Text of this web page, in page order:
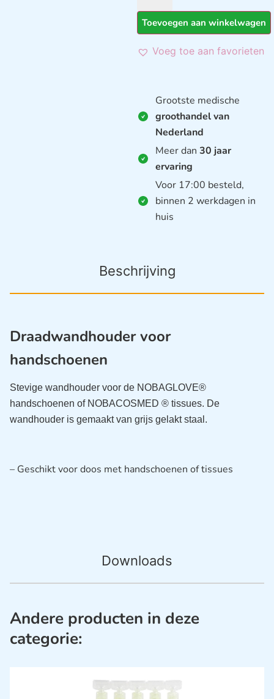
Toevoegen aan winkelwagen
Voeg toe aan favorieten
Grootste medische
groothandel van
Nederland
Meer dan 30 jaar
ervaring
Voor 17:00 besteld,
binnen 2 werkdagen in
huis
Beschrijving
Downloads
Draadwandhouder voor
handschoenen
Stevige wandhouder voor de NOBAGLOVE®
handschoenen of NOBACOSMED ® tissues. De
wandhouder is gemaakt van grijs gelakt staal.
– Geschikt voor doos met handschoenen of tissues
Andere producten in deze
categorie: